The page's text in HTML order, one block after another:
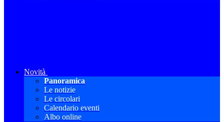
Novità
Panoramica
Le notizie
Le circolari
Calendario eventi
Albo online